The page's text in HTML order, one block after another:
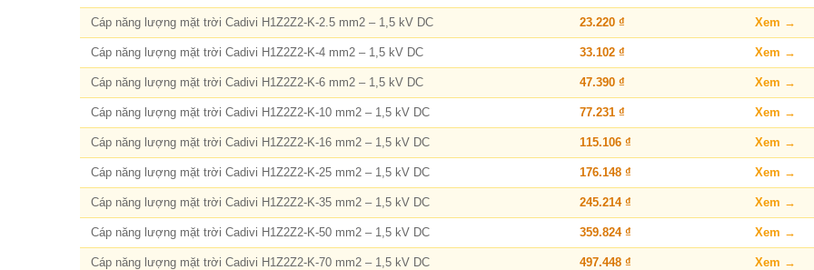
Cáp năng lượng mặt trời Cadivi H1Z2Z2-K-2.5 mm2 – 1,5 kV DC 23.220 ₫ Xem →
Cáp năng lượng mặt trời Cadivi H1Z2Z2-K-4 mm2 – 1,5 kV DC 33.102 ₫ Xem →
Cáp năng lượng mặt trời Cadivi H1Z2Z2-K-6 mm2 – 1,5 kV DC 47.390 ₫ Xem →
Cáp năng lượng mặt trời Cadivi H1Z2Z2-K-10 mm2 – 1,5 kV DC 77.231 ₫ Xem →
Cáp năng lượng mặt trời Cadivi H1Z2Z2-K-16 mm2 – 1,5 kV DC 115.106 ₫ Xem →
Cáp năng lượng mặt trời Cadivi H1Z2Z2-K-25 mm2 – 1,5 kV DC 176.148 ₫ Xem →
Cáp năng lượng mặt trời Cadivi H1Z2Z2-K-35 mm2 – 1,5 kV DC 245.214 ₫ Xem →
Cáp năng lượng mặt trời Cadivi H1Z2Z2-K-50 mm2 – 1,5 kV DC 359.824 ₫ Xem →
Cáp năng lượng mặt trời Cadivi H1Z2Z2-K-70 mm2 – 1,5 kV DC 497.448 ₫ Xem →